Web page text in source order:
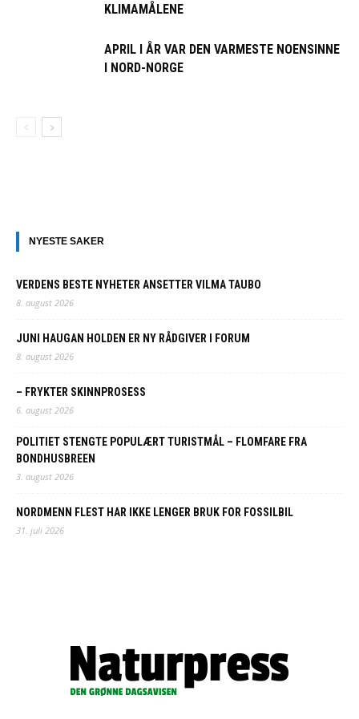
KLIMAMÅLENE
APRIL I ÅR VAR DEN VARMESTE NOENSINNE
I NORD-NORGE
NYESTE SAKER
VERDENS BESTE NYHETER ANSETTER VILMA TAUBO
8. august 2026
JUNI HAUGAN HOLDEN ER NY RÅDGIVER I FORUM
8. august 2026
– FRYKTER SKINNPROSESS
6. august 2026
POLITIET STENGTE POPULÆRT TURISTMÅL – FLOMFARE FRA
BONDHUSBREEN
3. august 2026
NORDMENN FLEST HAR IKKE LENGER BRUK FOR FOSSILBIL
31. juli 2026